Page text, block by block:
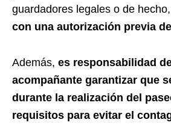
guardadores legales o de hecho,
con una autorización previa
Además, es responsabilidad
acompañante garantizar que
durante la realización del
requisitos para evitar el